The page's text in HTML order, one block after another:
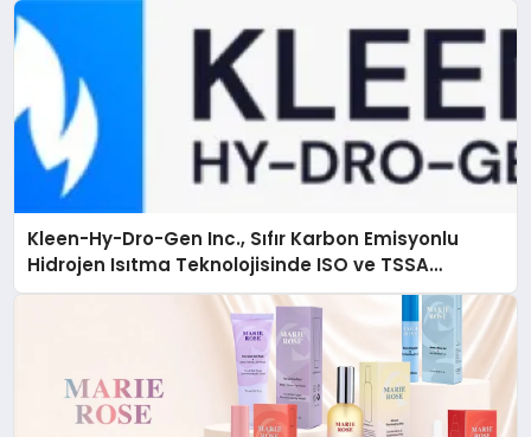
Kleen-Hy-Dro-Gen Inc., Sıfır Karbon Emisyonlu
Hidrojen Isıtma Teknolojisinde ISO ve TSSA
Düzenleyici Onaylarını Aldı